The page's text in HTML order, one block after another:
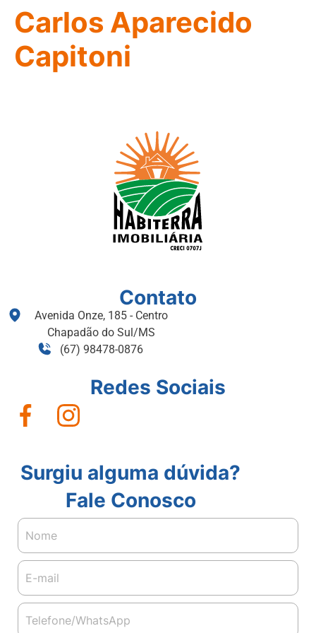
Carlos Aparecido
Capitoni
Contato
Avenida Onze, 185 - Centro
Chapadão do Sul/MS
(67) 98478-0876
Redes Sociais
Surgiu alguma dúvida?
Fale Conosco